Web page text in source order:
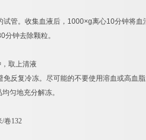
管。收集血液后， 1000×g离心10分钟将血
分钟去除颗粒。
取上清液
免反复冷冻。尽可能的不要使用溶血或高血
匀地充分解冻。
/卷132